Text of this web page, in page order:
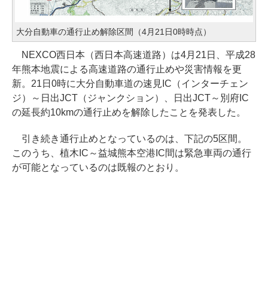
大分自動車の通行止め解除区間（4月21日0時時点）
NEXCO西日本（西日本高速道路）は4月21日、平成28
年熊本地震による高速道路の通行止めや災害情報を更
新。21日0時に大分自動車道の速見IC（インターチェン
ジ）～日出JCT（ジャンクション）、日出JCT～別府IC
の延長約10kmの通行止めを解除したことを発表した。
引き続き通行止めとなっているのは、下記の5区間。
このうち、植木IC～益城熊本空港IC間は緊急車両の通行
が可能となっているのは既報のとおり。